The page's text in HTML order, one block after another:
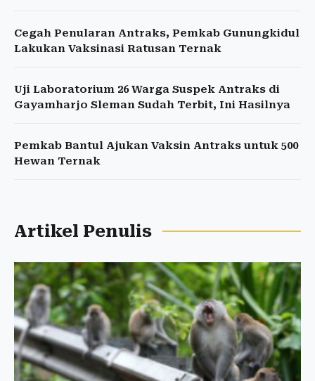
Cegah Penularan Antraks, Pemkab Gunungkidul
Lakukan Vaksinasi Ratusan Ternak
Uji Laboratorium 26 Warga Suspek Antraks di
Gayamharjo Sleman Sudah Terbit, Ini Hasilnya
Pemkab Bantul Ajukan Vaksin Antraks untuk 500
Hewan Ternak
Artikel Penulis